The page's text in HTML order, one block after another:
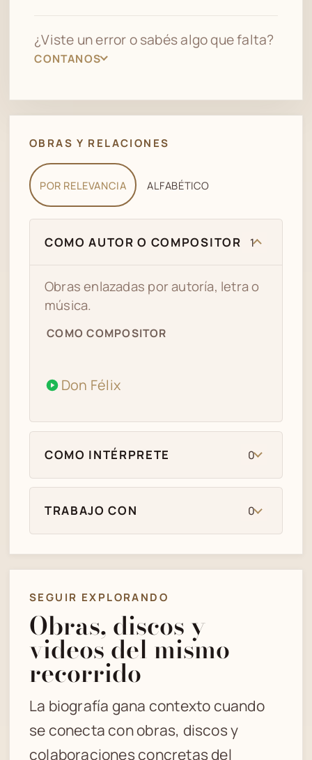
¿Viste un error o sabés algo que falta?
CONTANOS
OBRAS Y RELACIONES
POR RELEVANCIA ALFABÉTICO
COMO AUTOR O COMPOSITOR 1
Obras enlazadas por autoría, letra o
música.
COMO COMPOSITOR
Don Félix
COMO INTÉRPRETE 0
TRABAJO CON 0
SEGUIR EXPLORANDO
Obras, discos y
videos del mismo
recorrido
La biografía gana contexto cuando
se conecta con obras, discos y
colaboraciones concretas del